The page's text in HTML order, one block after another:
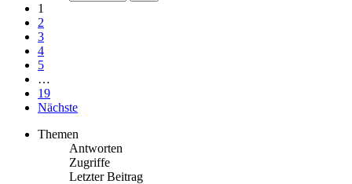
1
2
3
4
5
…
19
Nächste
Themen
Antworten
Zugriffe
Letzter Beitrag